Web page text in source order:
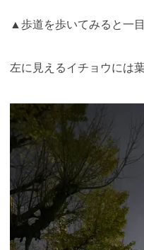
▲歩道を歩いてみると一目
左に見えるイチョウには